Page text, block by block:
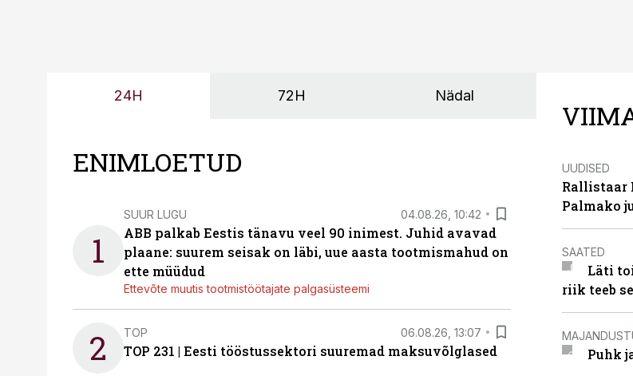
24H 72H Nädal
ENIMLOETUD
1
SUUR LUGU 04.08.26, 10:42
ABB palkab Eestis tänavu veel 90 inimest. Juhid avavad
plaane: suurem seisak on läbi, uue aasta tootmismahud on
ette müüdud
Ettevõte muutis tootmistöötajate palgasüsteemi
2 TOP 06.08.26, 13:07
TOP 231 | Eesti tööstussektori suuremad maksuvõlglased
UUDISED
Rallistaar
Palmako
SAATED
Läti
riik teeb
Puhk